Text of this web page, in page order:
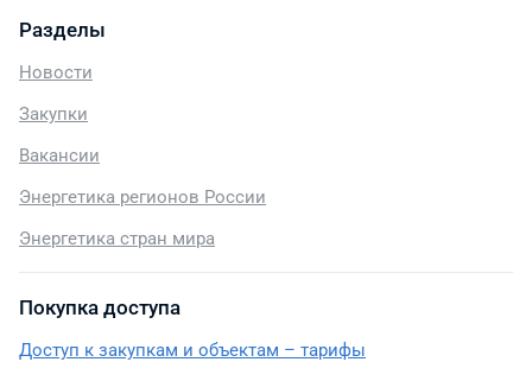
Разделы
Новости
Закупки
Вакансии
Энергетика регионов России
Энергетика стран мира
Покупка доступа
Доступ к закупкам и объектам – тарифы